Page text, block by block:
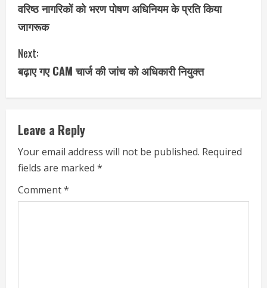
वरिष्ठ नागरिकों को भरण पोषण अधिनियम के प्रति किया
जागरूक
Next:
बढ़ाए गए CAM चार्ज की जांच को अधिकारी नियुक्त
Leave a Reply
Your email address will not be published. Required
fields are marked *
Comment*